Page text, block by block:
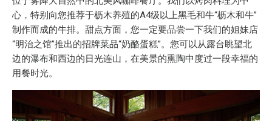
心，特别向您推荐于枥木养殖的A4级以上黑毛和牛“枥木和牛”
制作而成的牛排。甜点方面，您一定要品尝一下我们的姐妹店
“明治之馆”推出的招牌菜品“奶酪蛋糕”。您可以从露台眺望北
边的瀑布和西边的日光连山，在美景的熏陶中度过一段幸福的
用餐时光。